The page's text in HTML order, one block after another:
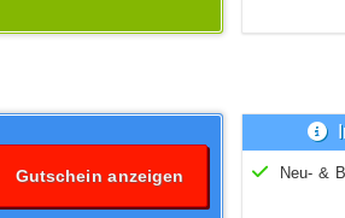
Gutschein anzeigen Neu- &